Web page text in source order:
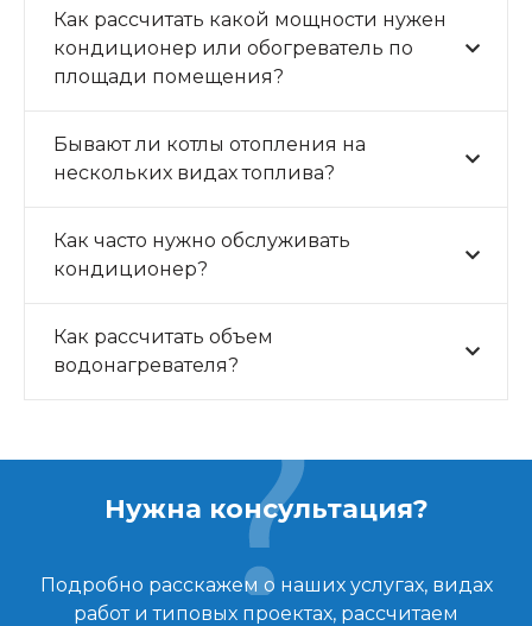
Как рассчитать какой мощности нужен
кондиционер или обогреватель по
площади помещения?
Бывают ли котлы отопления на
нескольких видах топлива?
Как часто нужно обслуживать
кондиционер?
Как рассчитать объем
водонагревателя?
Нужна консультация?
Подробно расскажем о наших услугах, видах
работ и типовых проектах, рассчитаем